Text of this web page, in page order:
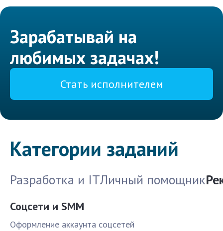
Зарабатывай на
любимых задачах!
Стать исполнителем
Категории заданий
Разработка и ITЛичный помощник
Соцсети и SMM
Оформление аккаунта соцсетей